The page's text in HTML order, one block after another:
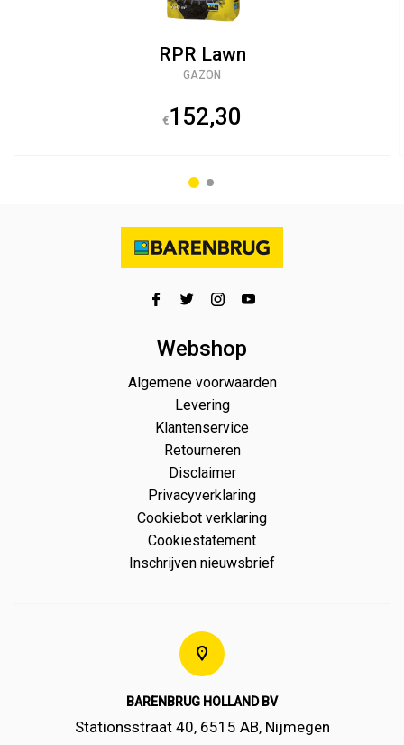
RPR Lawn
GAZON
€152,30
Webshop
Algemene voorwaarden
Levering
Klantenservice
Retourneren
Disclaimer
Privacyverklaring
Cookiebot verklaring
Cookiestatement
Inschrijven nieuwsbrief
BARENBRUG HOLLAND BV
Stationsstraat 40, 6515 AB, Nijmegen